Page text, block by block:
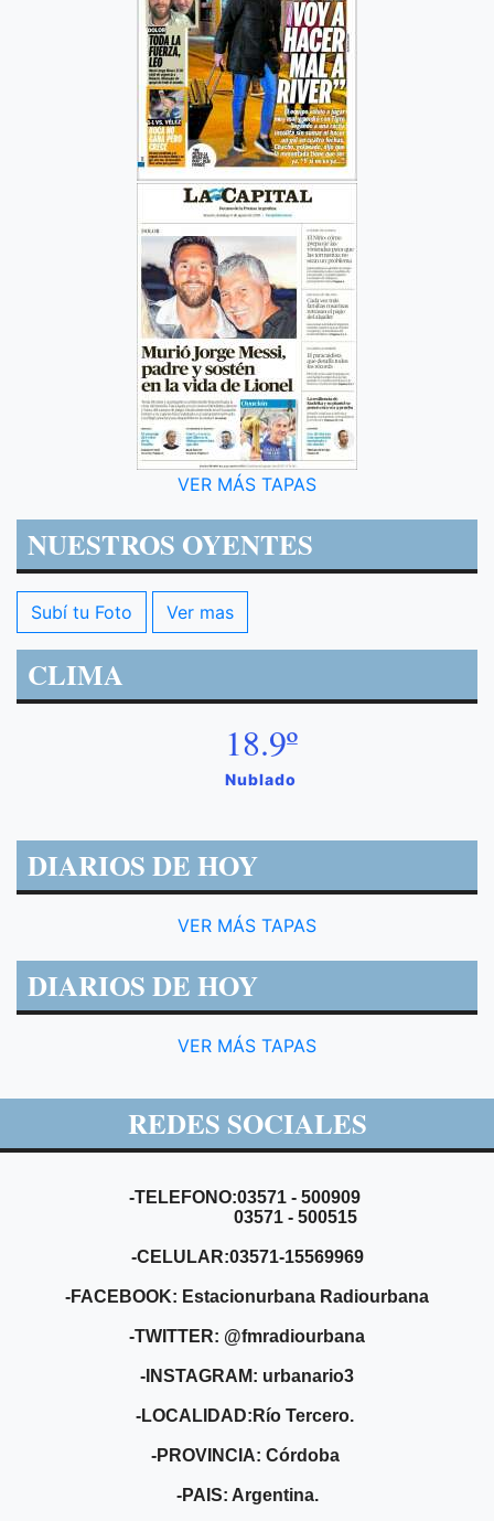
VER MÁS TAPAS
NUESTROS OYENTES
Subí tu Foto Ver mas
CLIMA
18.9º
Nublado
DIARIOS DE HOY
VER MÁS TAPAS
DIARIOS DE HOY
VER MÁS TAPAS
REDES SOCIALES
-TELEFONO:03571 - 500909
03571 - 500515
-CELULAR:03571-15569969
-FACEBOOK: Estacionurbana Radiourbana
-TWITTER: @fmradiourbana
-INSTAGRAM: urbanario3
-LOCALIDAD:Río Tercero.
-PROVINCIA: Córdoba
-PAIS: Argentina.